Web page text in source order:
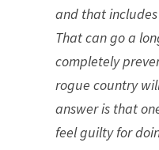
and that
That can go a
completely
rogue country
answer is that
feel guilty for